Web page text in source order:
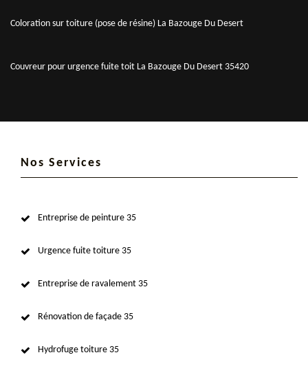
Coloration sur toiture (pose de résine) La Bazouge Du Desert
Couvreur pour urgence fuite toit La Bazouge Du Desert 35420
Nos Services
Entreprise de peinture 35
Urgence fuite toiture 35
Entreprise de ravalement 35
Rénovation de façade 35
Hydrofuge toiture 35